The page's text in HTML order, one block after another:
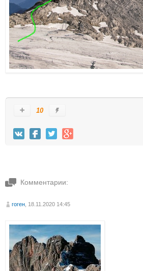
10
Комментарии:
гоген , 18.11.2020 14:45